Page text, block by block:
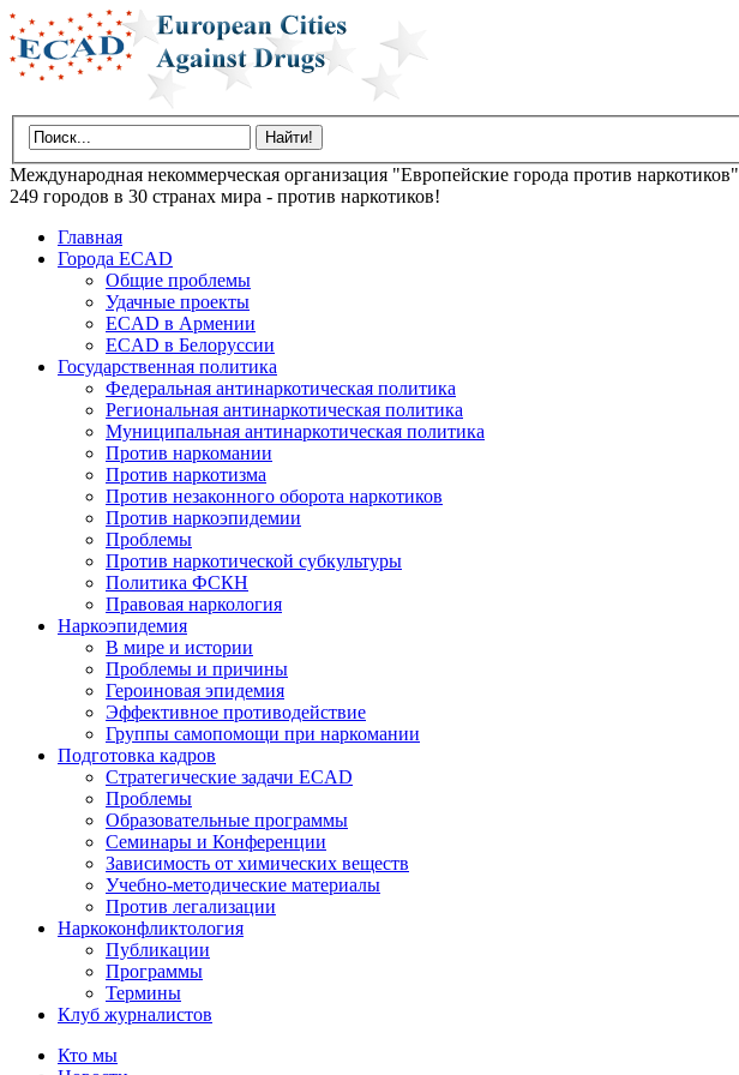
Международная некоммерческая организация "Европейские города против наркотиков"
249 городов в 30 странах мира - против наркотиков!
Главная
Города ECAD
Общие проблемы
Удачные проекты
ECAD в Армении
ECAD в Белоруссии
Государственная политика
Федеральная антинаркотическая политика
Региональная антинаркотическая политика
Муниципальная антинаркотическая политика
Против наркомании
Против наркотизма
Против незаконного оборота наркотиков
Против наркоэпидемии
Проблемы
Против наркотической субкультуры
Политика ФСКН
Правовая наркология
Наркоэпидемия
В мире и истории
Проблемы и причины
Героиновая эпидемия
Эффективное противодействие
Группы самопомощи при наркомании
Подготовка кадров
Стратегические задачи ECAD
Проблемы
Образовательные программы
Семинары и Конференции
Зависимость от химических веществ
Учебно-методические материалы
Против легализации
Наркоконфликтология
Публикации
Программы
Термины
Клуб журналистов
Кто мы